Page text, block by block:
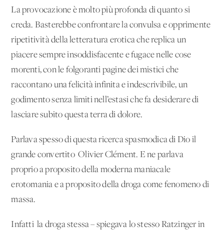
La provocazione è molto più profonda di quanto si
creda. Basterebbe confrontare la convulsa e opprimente
ripetitività della letteratura erotica che replica un
piacere sempre insoddisfacente e fugace nelle cose
morenti, con le folgoranti pagine dei mistici che
raccontano una felicità infinita e indescrivibile, un
godimento senza limiti nell’estasi che fa desiderare di
lasciare subito questa terra di dolore.
Parlava spesso di questa ricerca spasmodica di Dio il
grande convertito Olivier Clément. E ne parlava
proprio a proposito della moderna maniacale
erotomania e a proposito della droga come fenomeno di
massa.
Infatti la droga stessa – spiegava lo stesso Ratzinger in